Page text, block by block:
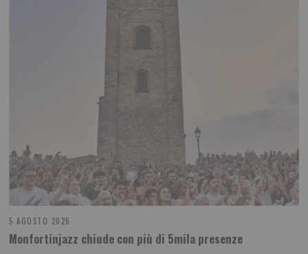
5 AGOSTO 2026
Monfortinjazz chiude con più di 5mila presenze